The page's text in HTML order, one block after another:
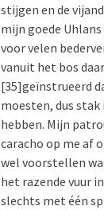
stijgen en de
mijn goede
voor velen
vanuit het bos
[35]geïnstrueerd
moesten, dus
hebben. Mijn
caracho op me af
wel voorstellen
het razende vuur
slechts met één